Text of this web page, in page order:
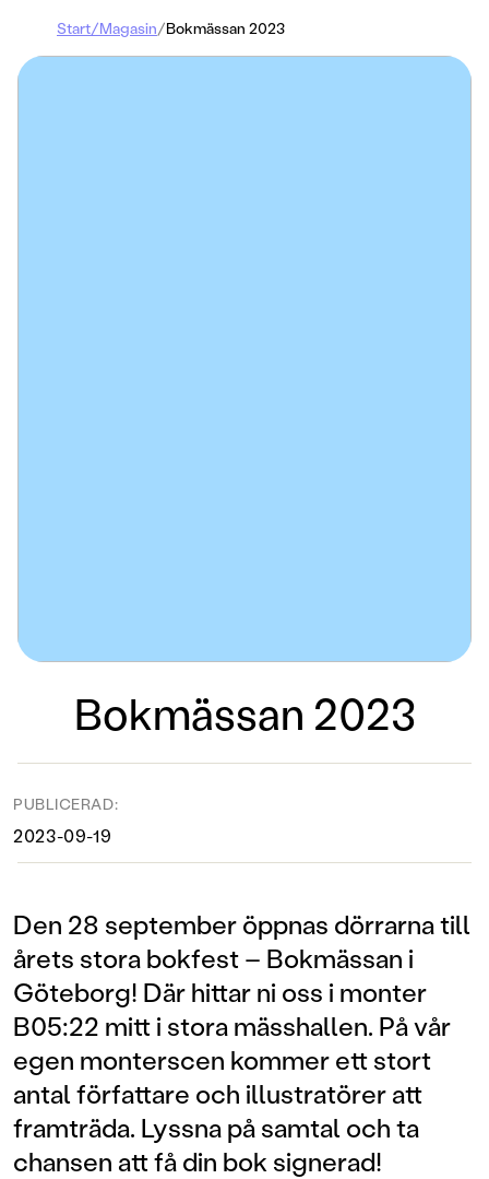
Start/Magasin/Bokmässan 2023
Bokmässan 2023
PUBLICERAD:
2023-09-19
Den 28 september öppnas dörrarna till
årets stora bokfest – Bokmässan i
Göteborg! Där hittar ni oss i monter
B05:22 mitt i stora mässhallen. På vår
egen monterscen kommer ett stort
antal författare och illustratörer att
framträda. Lyssna på samtal och ta
chansen att få din bok signerad!